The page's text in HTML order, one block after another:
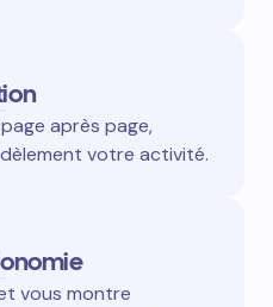
après page,
votre activité.
vous montre